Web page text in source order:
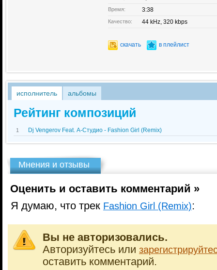
Время: 3:38
Качество: 44 kHz, 320 kbps
скачать в плейлист
исполнитель альбомы
Рейтинг композиций
1 Dj Vengerov Feat. А-Студио - Fashion Girl (Remix)
Мнения и отзывы
Оценить и оставить комментарий »
Я думаю, что трек Fashion Girl (Remix):
Вы не авторизовались.
Авторизуйтесь или
оставить комментарий.